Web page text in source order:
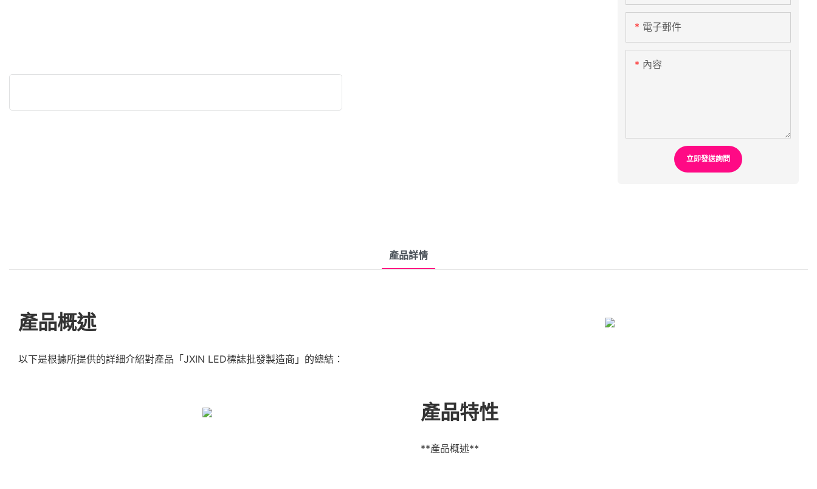
電子郵件
內容
立即發送詢問
產品詳情
產品概述
以下是根據所提供的詳細介紹對產品「JXIN LED標誌批發製造商」的總結：
產品特性
**產品概述**